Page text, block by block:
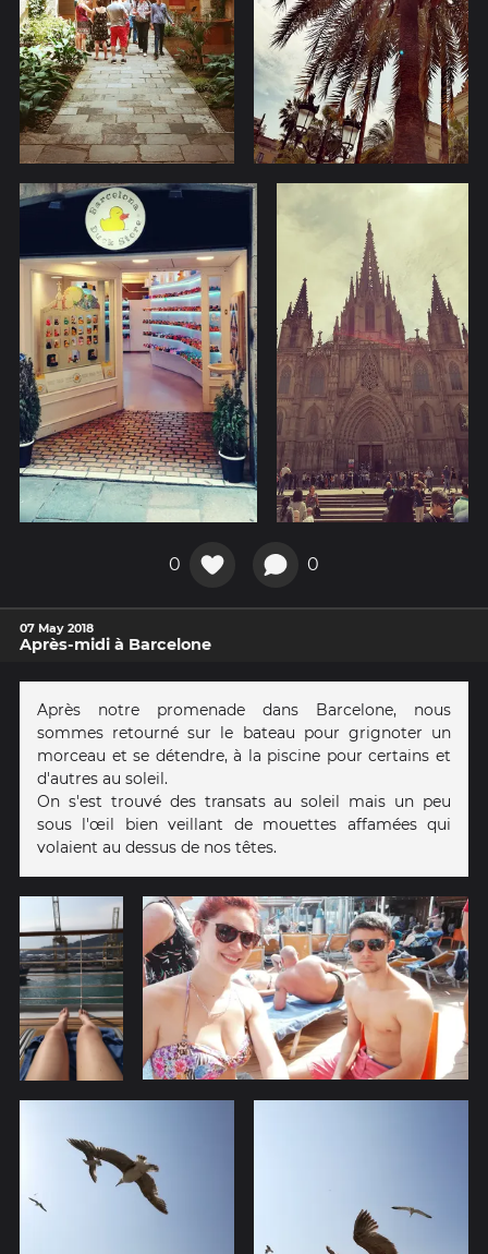
0 0
07 May 2018
Après-midi à Barcelone
Après notre promenade dans Barcelone, nous
sommes retourné sur le bateau pour grignoter un
morceau et se détendre, à la piscine pour certains et
d'autres au soleil.
On s'est trouvé des transats au soleil mais un peu
sous l'œil bien veillant de mouettes affamées qui
volaient au dessus de nos têtes.